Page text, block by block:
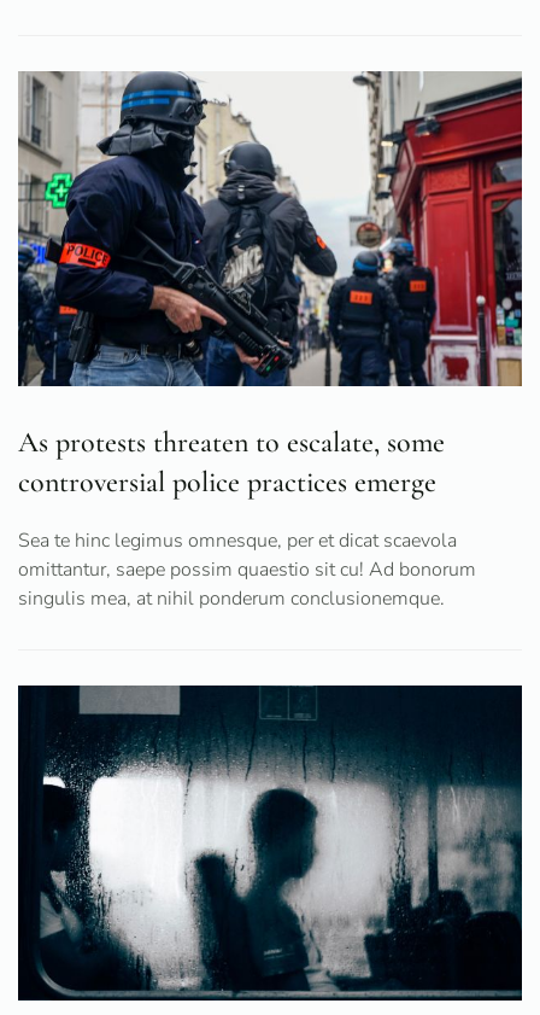
As protests threaten to escalate, some
controversial police practices emerge
Sea te hinc legimus omnesque, per et dicat scaevola
omittantur, saepe possim quaestio sit cu! Ad bonorum
singulis mea, at nihil ponderum conclusionemque.